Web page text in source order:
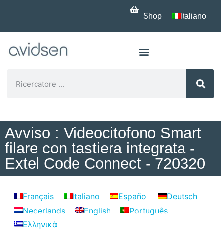
Shop Italiano
Avviso : Videocitofono Smart
filare con tastiera integrata -
Extel Code Connect - 720320
Français Italiano Español
Deutsch
Nederlands
English
Português
Ελληνικά